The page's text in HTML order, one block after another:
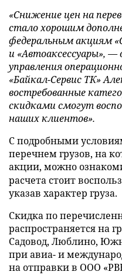
«Снижение цен на
стало хорошим
федеральным акциям «
и «Автоаксессуары»,
управления
«Байкал-Сервис ТК»
востребованные
скидками смогут
наших клиентов».
С подробными
перечнем грузов, на
акции, можно
расчета стоит
указав характер груза.
Скидка по
распространяется на
Садовод, Люблино,
при авиа- и
на отправки в ООО